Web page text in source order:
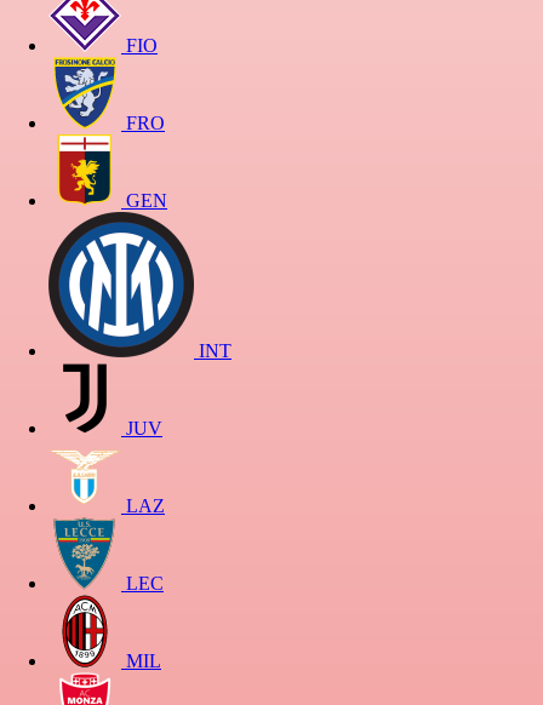
FIO
FRO
GEN
INT
JUV
LAZ
LEC
MIL